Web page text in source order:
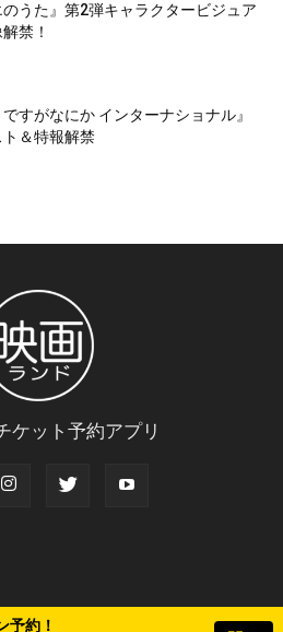
予約！
のうた』第2弾キャラクタービジュア
禁！
ですがなにか インターナショナル』
＆特報解禁
ケット予約アプリ